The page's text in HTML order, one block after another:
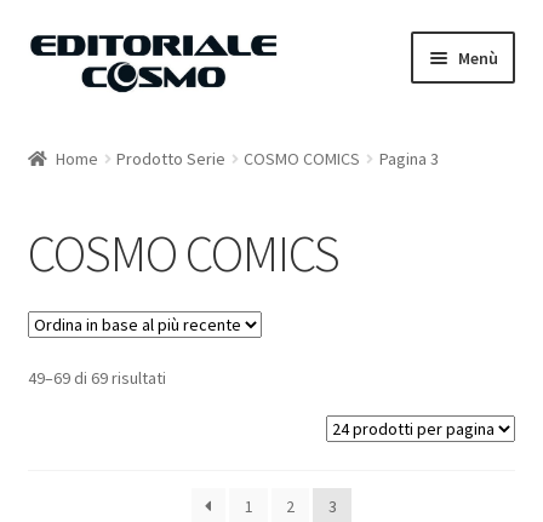
Vai
Vai
Menù
Carrello
Il mio account
Home Prodotto Serie COSMO COMICS Pagina 3
COSMO COMICS
49–69 di 69 risultati
1 2 3